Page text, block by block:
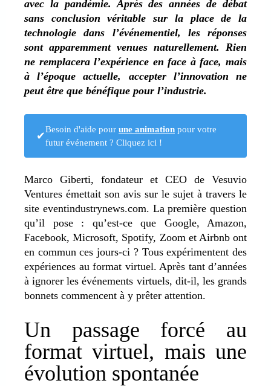
avec la pandémie. Après des années de débat
sans conclusion véritable sur la place de la
technologie dans l’événementiel, les réponses
sont apparemment venues naturellement. Rien
ne remplacera l’expérience en face à face, mais
à l’époque actuelle, accepter l’innovation ne
peut être que bénéfique pour l’industrie.
✔
Besoin d'aide pour une animation pour votre
futur événement ? Cliquez ici !
Marco Giberti, fondateur et CEO de Vesuvio
Ventures émettait son avis sur le sujet à travers le
site eventindustrynews.com. La première question
qu’il pose : qu’est-ce que Google, Amazon,
Facebook, Microsoft, Spotify, Zoom et Airbnb ont
en commun ces jours-ci ? Tous expérimentent des
expériences au format virtuel. Après tant d’années
à ignorer les événements virtuels, dit-il, les grands
bonnets commencent à y prêter attention.
Un passage forcé au
format virtuel, mais une
évolution spontanée